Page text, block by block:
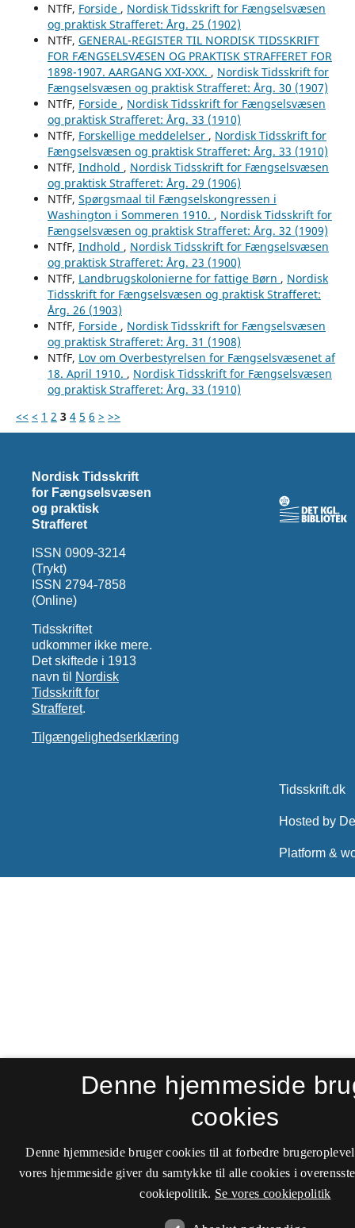
NTfF, Forside , Nordisk Tidsskrift for Fængselsvæsen
og praktisk Strafferet: Årg. 25 (1902)
NTfF, GENERAL-REGISTER TIL NORDISK TIDSSKRIFT
FOR FÆNGSELSVÆSEN OG PRAKTISK STRAFFERET FOR
1898-1907. AARGANG XXI-XXX. , Nordisk Tidsskrift for
Fængselsvæsen og praktisk Strafferet: Årg. 30 (1907)
NTfF, Forside , Nordisk Tidsskrift for Fængselsvæsen
og praktisk Strafferet: Årg. 33 (1910)
NTfF, Forskellige meddelelser , Nordisk Tidsskrift for
Fængselsvæsen og praktisk Strafferet: Årg. 33 (1910)
NTfF, Indhold , Nordisk Tidsskrift for Fængselsvæsen
og praktisk Strafferet: Årg. 29 (1906)
NTfF, Spørgsmaal til Fængselskongressen i
Washington i Sommeren 1910. , Nordisk Tidsskrift for
Fængselsvæsen og praktisk Strafferet: Årg. 32 (1909)
NTfF, Indhold , Nordisk Tidsskrift for Fængselsvæsen
og praktisk Strafferet: Årg. 23 (1900)
NTfF, Landbrugskolonierne for fattige Børn , Nordisk
Tidsskrift for Fængselsvæsen og praktisk Strafferet:
Årg. 26 (1903)
NTfF, Forside , Nordisk Tidsskrift for Fængselsvæsen
og praktisk Strafferet: Årg. 31 (1908)
NTfF, Lov om Overbestyrelsen for Fængselsvæsenet af
18. April 1910. , Nordisk Tidsskrift for Fængselsvæsen
og praktisk Strafferet: Årg. 33 (1910)
<< < 1 2 3 4 5 6 > >>
Nordisk Tidsskrift
for Fængselsvæsen
og praktisk
Strafferet
ISSN 0909-3214
(Trykt)
ISSN 2794-7858
(Online)
Tidsskriftet
udkommer ikke mere.
Det skiftede i 1913
navn til
Nordisk
Tidsskrift for
Strafferet.
Tilgængelighedserklæring
Denne hjemmeside
cookies
Denne hjemmeside bruger cookies til at forbedre
vores hjemmeside giver du samtykke til alle cookies i
cookiepolitik. Se vores cookiepolitik